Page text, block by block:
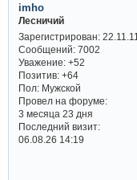
imho
Лесничий
Зарегистрирован: 22.11.11
Сообщений:7002
Уважение: +52
Позитив: +64
Пол:Мужской
Провел на форуме:
3 месяца 23 дня
Последний визит:
06.08.26 14:19